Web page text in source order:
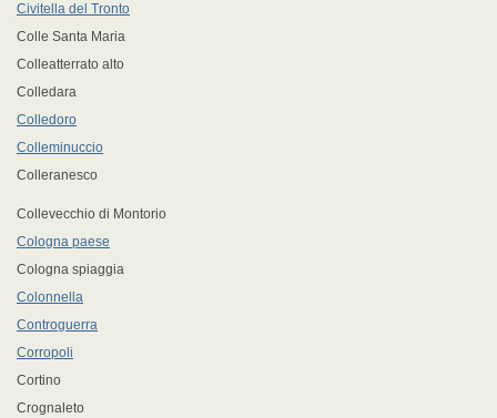
Civitella del Tronto
Colle Santa Maria
Colleatterrato alto
Colledara
Colledoro
Colleminuccio
Colleranesco
Collevecchio di Montorio
Cologna paese
Cologna spiaggia
Colonnella
Controguerra
Corropoli
Cortino
Crognaleto